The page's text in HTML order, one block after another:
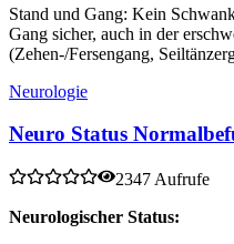
Stand und Gang: Kein
Gang sicher, auch in der
(Zehen-/Fersengang,
Neurologie
Neuro Status
2347 Aufrufe
Neurologischer Status: